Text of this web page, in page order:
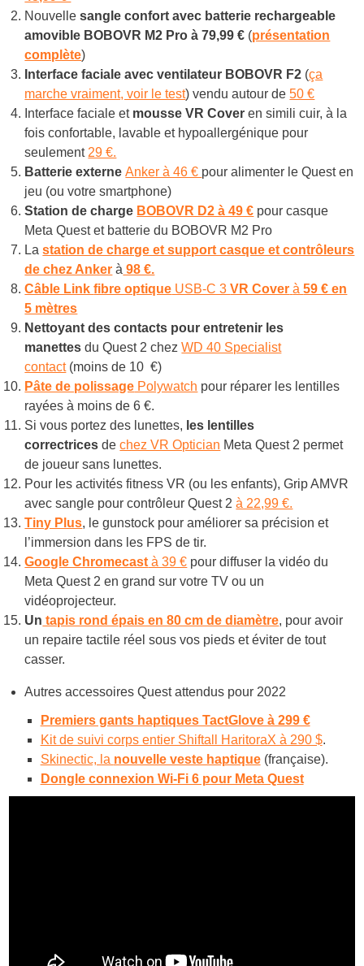
Nouvellesangle confort avec batterie rechargeable
amovible BOBOVR M2 Pro à79,99 € (présentation
complète)
Interface faciale avec ventilateur BOBOVR F2 (ça
marche vraiment, voir le test) vendu autour de50 €
Interface faciale et mousse VR Cover en simili cuir, à la
fois confortable, lavable et hypoallergénique pour
seulement 29 €.
Batterie externe Anker à 46 € pour alimenter le Quest en
jeu (ou votre smartphone)
Station de charge BOBOVR D2 à 49 € pour casque
Meta Quest et batterie du BOBOVR M2 Pro
Lastation de charge et support casque et contrôleurs
de chez Anker à 98 €.
Câble Linkfibre optique USB-C 3VR Cover à59 € en
5 mètres
Nettoyant des contacts pour entretenir les
manettes du Quest 2 chezWD 40 Specialist
contact(moins de 10 €)
Pâte de polissage Polywatch pour réparer les lentilles
rayées à moins de 6 €.
Si vous portez des lunettes, les lentilles
correctrices dechez VR Optician Meta Quest 2 permet
de joueur sans lunettes.
Pour les activités fitness VR (ou les enfants), Grip AMVR
avec sangle pour contrôleur Quest 2à 22,99 €.
Tiny Plus, le gunstock pour améliorer sa précision et
l’immersion dans les FPS de tir.
Google Chromecast à 39 € pour diffuser la vidéo du
Meta Quest 2 en grand sur votre TV ou un
vidéoprojecteur.
Un tapis rond épais en 80 cm de diamètre, pour avoir
un repaire tactile réel sous vos pieds et éviter de tout
casser.
Autres accessoires Quest attendus pour 2022
Premiers gants haptiques TactGlove à 299 €
Kit de suivi corps entier Shiftall HaritoraX à 290 $.
Skinectic, la nouvelle veste haptique(française).
Dongle connexion Wi-Fi 6 pour Meta Quest